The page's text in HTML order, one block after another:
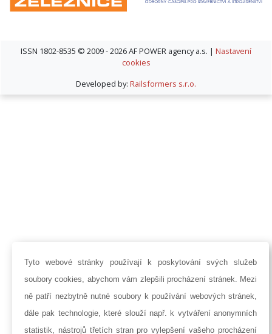
ISSN 1802-8535 © 2009 - 2026 AF POWER agency a.s. | Nastavení
cookies
Developed by: Railsformers s.r.o.
Tyto webové stránky používají k poskytování svých služeb
soubory cookies, abychom vám zlepšili procházení stránek. Mezi
ně patří nezbytně nutné soubory k používání webových stránek,
dále pak technologie, které slouží např. k vytváření anonymních
statistik, nástrojů třetích stran pro vylepšení vašeho procházení